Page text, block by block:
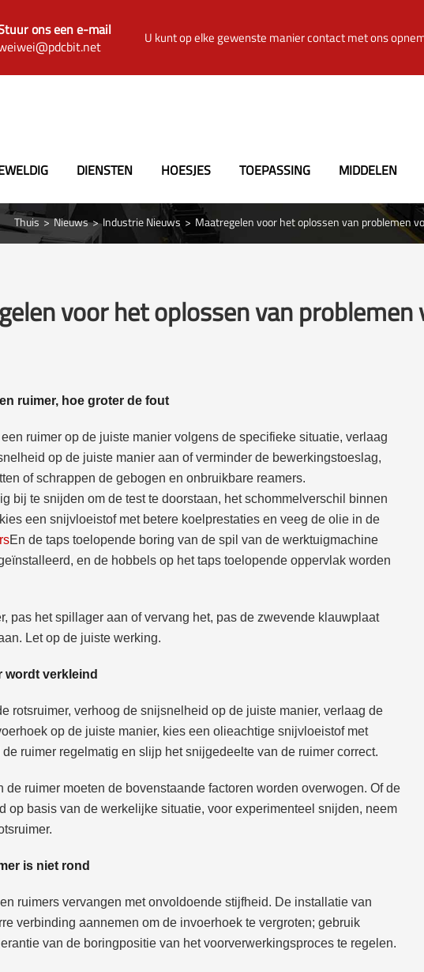
ons een e-mail
U kunt op elke gewenste manier contact met ons
DIENSTEN HOESJES TOEPASSING MIDDELEN
Thuis Nieuws Industrie Nieuws Maatregelen voor het oplossen van problemen
voor het oplossen van
ruimer, hoe groter de fout
ruimer op de juiste manier volgens de specifieke situatie, verlaag
op de juiste manier aan of verminder de bewerkingstoeslag,
of schrappen de gebogen en onbruikbare reamers.
bij te snijden om de test te doorstaan, het schommelverschil binnen
een snijvloeistof met betere koelprestaties en veeg de olie in de
En de taps toelopende boring van de spil van de werktuigmachine
en de hobbels op het taps toelopende oppervlak worden
pas het spillager aan of vervang het, pas de zwevende klauwplaat
Let op de juiste werking.
wordt verkleind
rotsruimer, verhoog de snijsnelheid op de juiste manier, verlaag de
op de juiste manier, kies een olieachtige snijvloeistof met
ruimer regelmatig en slijp het snijgedeelte van de ruimer correct.
de ruimer moeten de bovenstaande factoren worden overwogen. Of de
op basis van de werkelijke situatie, voor experimenteel snijden, neem
is niet rond
ruimers vervangen met onvoldoende stijfheid. De installatie van
verbinding aannemen om de invoerhoek te vergroten; gebruik
van de boringpositie van het voorverwerkingsproces te regelen.